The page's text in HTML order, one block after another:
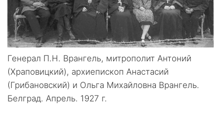
Генерал П.Н. Врангель, митрополит Антоний
(Храповицкий), архиепископ Анастасий
(Грибановский) и Ольга Михайловна Врангель.
Белград. Апрель. 1927 г.